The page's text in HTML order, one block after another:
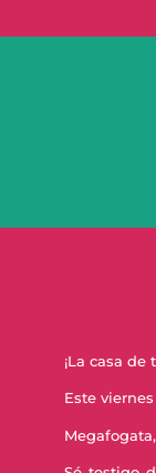
¡La casa
Este